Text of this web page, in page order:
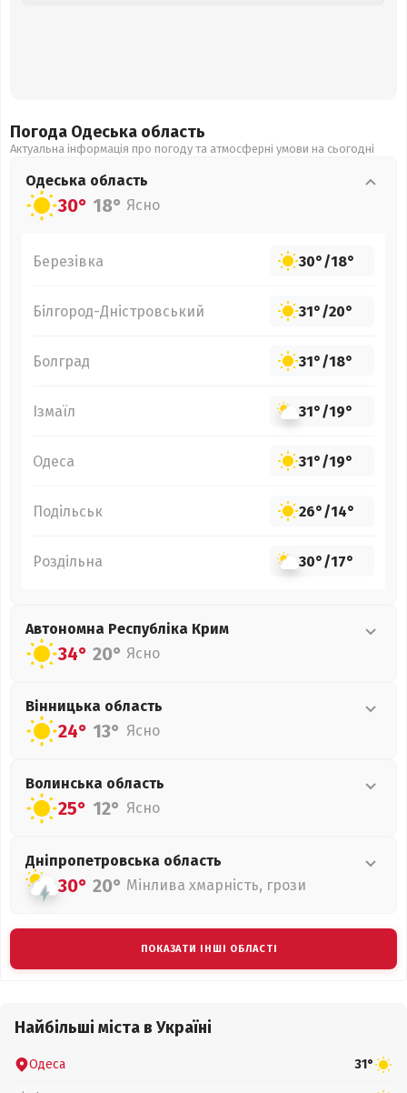
Погода Одеська область
Актуальна інформація про погоду та атмосферні умови на сьогодні
Одеська область
30° 18° Ясно
Березівка 30°/18°
Білгород-Дністровський 31°/20°
Болград 31°/18°
Ізмаїл 31°/19°
Одеса 31°/19°
Подільськ 26°/14°
Роздільна 30°/17°
Автономна Республіка Крим
34° 20° Ясно
Вінницька область
24° 13° Ясно
Волинська область
25° 12° Ясно
Дніпропетровська область
30° 20° Мінлива хмарність, грози
ПОКАЗАТИ ІНШІ ОБЛАСТІ
Найбільші міста в Україні
Одеса 31°